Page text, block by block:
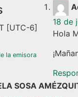
[UTC-6]
la emisora
18 de
Hola
SOSA